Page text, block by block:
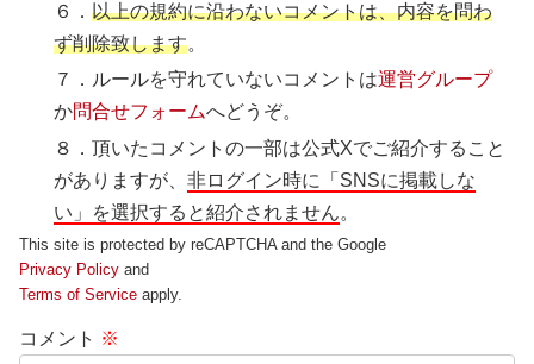
６．以上の規約に沿わないコメントは、内容を問わ
ず削除致します。
７．ルールを守れていないコメントは運営グループ
か問合せフォームへどうぞ。
８．頂いたコメントの一部は公式Xでご紹介すること
がありますが、非ログイン時に「SNSに掲載しな
い」を選択すると紹介されません。
This site is protected by reCAPTCHA and the Google
Privacy Policy and
Terms of Service apply.
コメント ※